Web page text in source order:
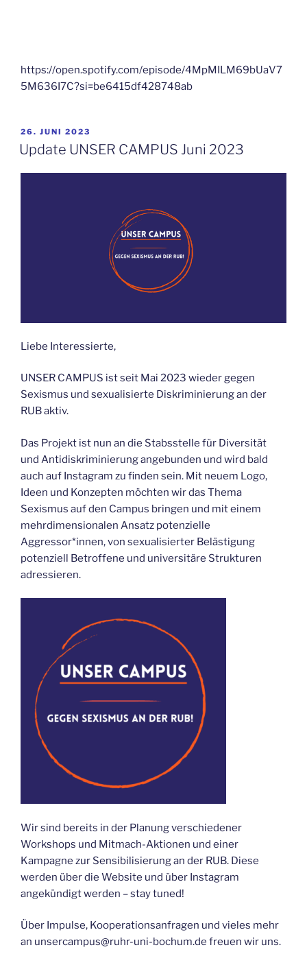
https://open.spotify.com/episode/4MpMILM69bUaV7
5M636I7C?si=be6415df428748ab
VERÖFFENTLICHT
AM
26. JUNI 2023
Update UNSER CAMPUS Juni 2023
Liebe Interessierte,
UNSER CAMPUS ist seit Mai 2023 wieder gegen
Sexismus und sexualisierte Diskriminierung an der
RUB aktiv.
Das Projekt ist nun an die Stabsstelle für Diversität
und Antidiskriminierung angebunden und wird bald
auch auf Instagram zu finden sein. Mit neuem Logo,
Ideen und Konzepten möchten wir das Thema
Sexismus auf den Campus bringen und mit einem
mehrdimensionalen Ansatz potenzielle
Aggressor*innen, von sexualisierter Belästigung
potenziell Betroffene und universitäre Strukturen
adressieren.
Wir sind bereits in der Planung verschiedener
Workshops und Mitmach-Aktionen und einer
Kampagne zur Sensibilisierung an der RUB. Diese
werden über die Website und über Instagram
angekündigt werden – stay tuned!
Über Impulse, Kooperationsanfragen und vieles mehr
an unsercampus@ruhr-uni-bochum.de freuen wir uns.